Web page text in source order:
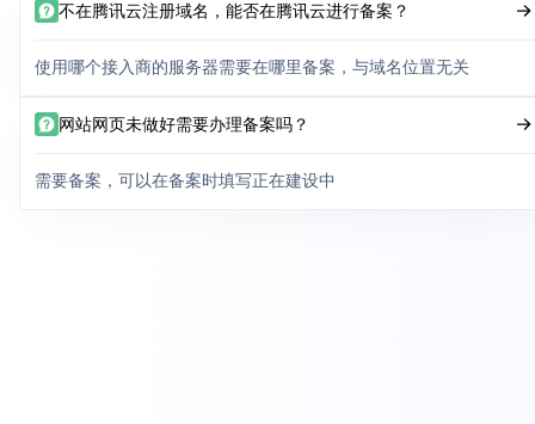
不在腾讯云注册域名，能否在腾讯云进行备案？
使用哪个接入商的服务器需要在哪里备案，与域名位置无关
网站网页未做好需要办理备案吗？
需要备案，可以在备案时填写正在建设中